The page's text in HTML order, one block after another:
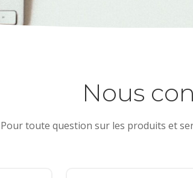
Nous
Pour toute question sur les produits et